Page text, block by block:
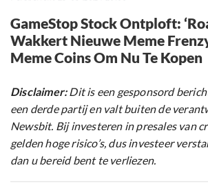
GameStop Stock Ontploft:
Wakkert Nieuwe Meme
Meme Coins Om Nu Te Kopen
Disclaimer:Dit is een gesponsord
een derde partij en valt buiten de
Newsbit. Bij investeren in presales van
gelden hoge risico’s, dus investeer
dan u bereid bent te verliezen.